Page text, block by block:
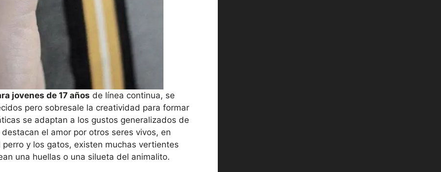
jovenes de 17 años de línea continua, se
pero sobresale la creatividad para formar
se adaptan a los gustos generalizados de
el amor por otros seres vivos, en
y los gatos, existen muchas vertientes
una huellas o una silueta del animalito.